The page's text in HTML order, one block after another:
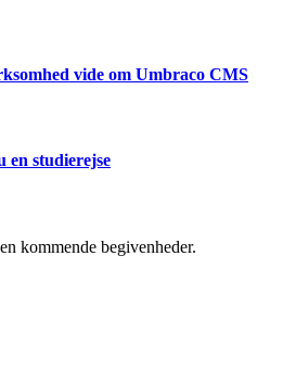
vide om Umbraco CMS
en studierejse
kommende begivenheder.